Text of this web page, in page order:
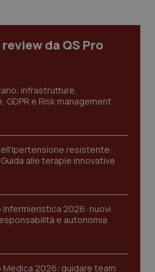
da QS Pro
infrastrutture,
GDPR e Risk management
resistente:
alle terapie innovative
Infermieristica 2026: nuovi
e autonomia
Medica 2026: guidare team
Fornitore/Dominio
YouTube
.youtube.com